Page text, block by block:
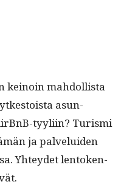
keinoin mah­dol­lista
asun­
tyyli­in? Tur­is­mi
ja palvelu­iden
Yhtey­det lento­ken­